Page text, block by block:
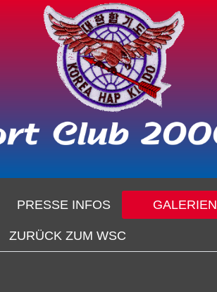
PRESSE INFOS GALERIEN
ZURÜCK ZUM WSC